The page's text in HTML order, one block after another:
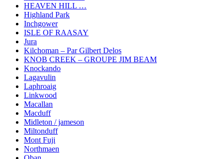
HEAVEN HILL …
Highland Park
Inchgower
ISLE OF RAASAY
Jura
Kilchoman – Par Gilbert Delos
KNOB CREEK – GROUPE JIM BEAM
Knockando
Lagavulin
Laphroaig
Linkwood
Macallan
Macduff
Midleton / jameson
Miltonduff
Mont Fuji
Northmaen